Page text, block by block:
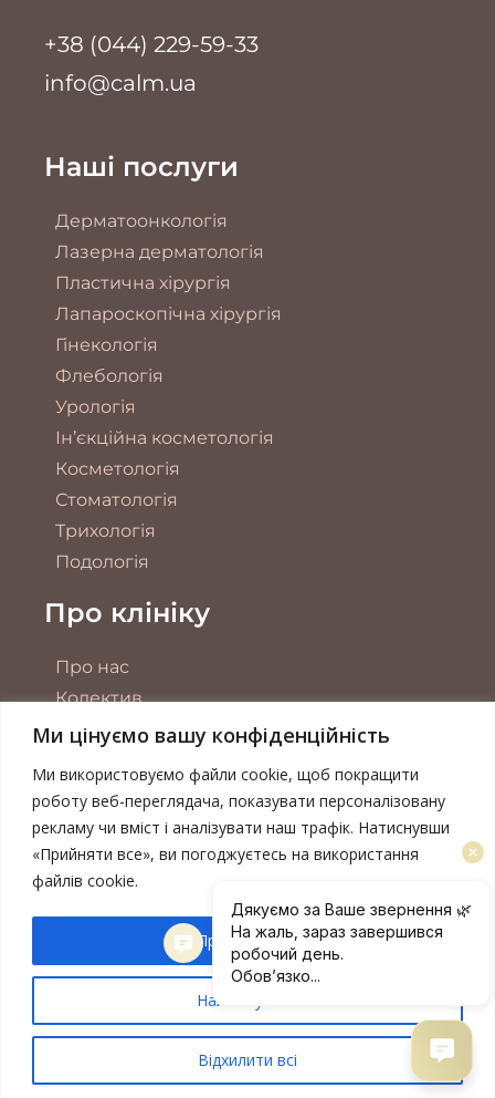
Ми цінуємо вашу конфіденційність
Ми використовуємо файли cookie, щоб покращити
роботу веб-переглядача, показувати персоналізовану
рекламу чи вміст і аналізувати наш трафік. Натиснувши
«Прийняти все», ви погоджуєтесь на використання
файлів cookie.
Налаштувати
Відхилити всі
Прийняти все
+38 (044) 229-59-33
info@calm.ua
Наші послуги
Дерматоонкологія
Лазерна дерматологія
Пластична хірургія
Лапароскопічна хірургія
Гінекологія
Флебологія
Урологія
Ін’єкційна косметологія
Косметологія
Стоматологія
Трихологія
Подологія
Про клініку
Про нас
Колектив
Обладнання
Контакти
Публічна оферта
Політика конфіденційності
CALM © 2013 - 2026 | Всі права захищені